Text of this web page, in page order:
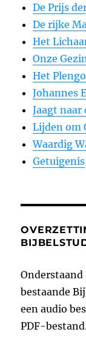
De Prijs
De rijke
Het
Onze
Het
Johannes
Jaagt naar
Lijden om
Waardig
Getuigenis
bestaande
een audio
PDF-